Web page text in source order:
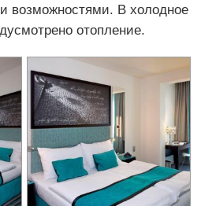
возможностями. В холодное
отопление.